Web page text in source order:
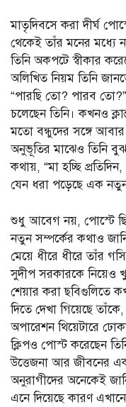
মাতৃদিবসে করা দীর্ঘ
থেকেই তাঁর মনের মধ্যে
তিনি অকপটে স্বীকার
অলিখিত নিয়ম তিনি
“পারছি তো? পারব তো?”
চলেছেন তিনি। কখনও
মতো বন্ধুদের সঙ্গে
অনুভূতির মাঝেও তিনি
কথায়, “মা হচ্ছি
যেন ধরা পড়েছে এক নতুন
শুধু আবেগ নয়, পোস্টে
নতুন সম্পর্কের কথাও
মেয়ে ধীরে ধীরে তাঁর
সুদীপ সরকারকে নিয়েও
শেয়ার করা ছবিগুলিতে
দিতে দেখা গিয়েছে
অপারেশন থিয়েটারে
ক্লিপও পোস্ট করেছেন
উত্তেজনা আর জীবনের
অনুরাগীদের অনেকেই
এনে দিয়েছে কারণ